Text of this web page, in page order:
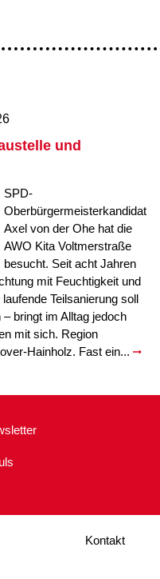
und
SPD-
Oberbürgermeisterkandidat
Axel von der Ohe hat die
AWO Kita Voltmerstraße
besucht. Seit acht Jahren
mit Feuchtigkeit und
Teilsanierung soll
bringt im Alltag jedoch
mit sich. Region
Hainholz. Fast ein...
Kontakt